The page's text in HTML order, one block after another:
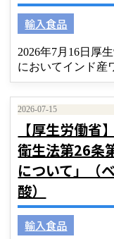
輸入食品
2026年7月16日厚
においてインド産
2026-07-15
【厚生労働
衛生法第26条
について」（
酸）
輸入食品